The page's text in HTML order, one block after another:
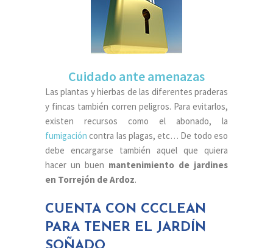
Cuidado ante amenazas
Las plantas y hierbas de las diferentes praderas
y fincas también corren peligros. Para evitarlos,
existen recursos como el abonado, la
fumigación contra las plagas, etc… De todo eso
debe encargarse también aquel que quiera
hacer un buen mantenimiento de jardines
en Torrejón de Ardoz.
CUENTA CON CCCLEAN
PARA TENER EL JARDÍN